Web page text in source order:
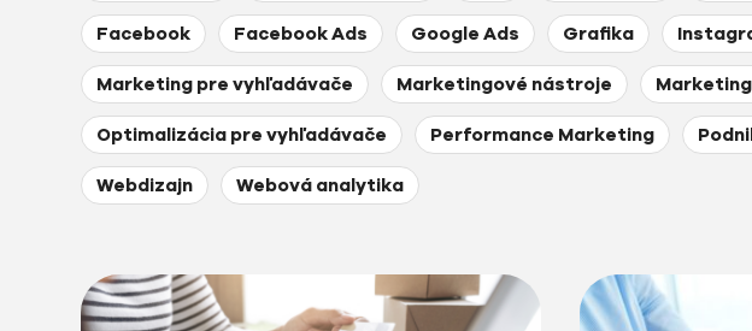
Facebook Facebook Ads Google Ads Grafika
Marketing pre vyhľadávače Marketingové nástroje
Optimalizácia pre vyhľadávače Performance Marketing
Webdizajn Webová analytika